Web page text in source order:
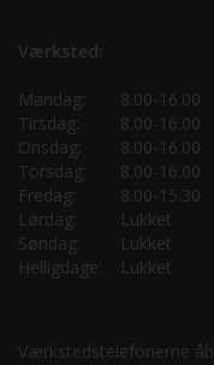
Værksted:
Mandag:
8.00-16.00
Tirsdag:
8.00-16.00
Onsdag:
8.00-16.00
Torsdag:
8.00-16.00
Fredag:
8.00-15.30
Lørdag:
Lukket
Søndag:
Lukket
Helligdage:
Lukket
Værkstedstelefonerne